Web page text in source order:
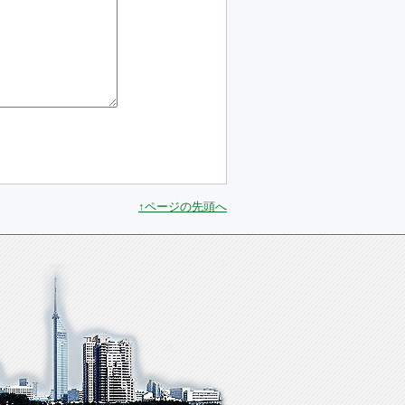
↑ページの先頭へ